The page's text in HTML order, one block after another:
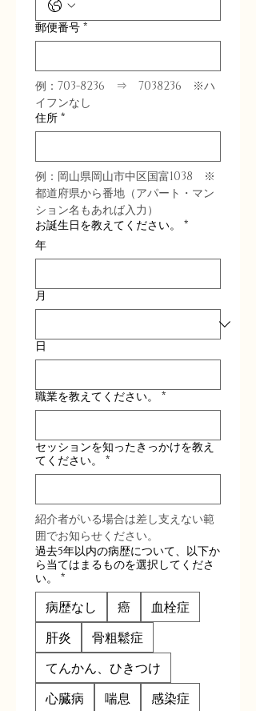
郵便番号 *
例：703-8236　⇒　7038236　※ハ
イフンなし
住所 *
例：岡山県岡山市中区国富1038　※
都道府県から番地（アパート・マン
ション名もあれば入力）
お誕生日を教えてください。
*
年
月
日
職業を教えてください。 *
セッションを知ったきっかけを教え
てください。
*
紹介者がいる場合は差し支えない範
囲でお知らせください。
過去5年以内の病歴について、以下か
ら当てはまるものを選択してくださ
い。
*
病歴なし 癌
血栓症
肝炎
骨粗鬆症
てんかん、ひきつけ
心臓病
喘息
感染症